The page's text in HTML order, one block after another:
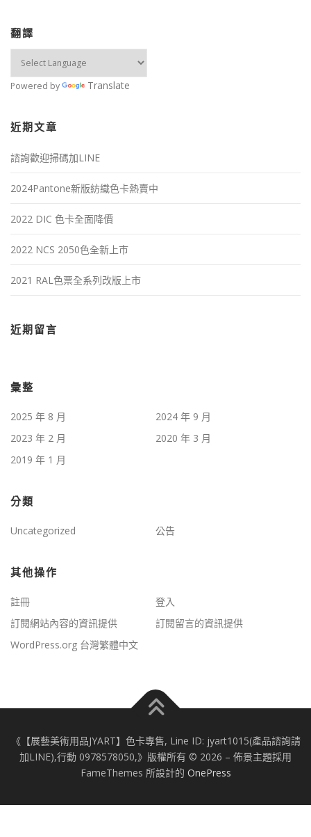
字:
翻譯
Powered by Translate
近期文章
諮詢歡迎掃碼加LINE
2024Pantone新版紡織色卡熱賣中
2022 DIC 色卡全面降價
2022 NCS 2050色全新上市
2021 RAL色票全系列改版上市
近期留言
彙整
2025 年 8 月
2024 年 9 月
2023 年 2 月
2020 年 3 月
2019 年 1 月
分類
Uncategorized 公告
其他操作
註冊
登入
訂閱網站內容的資訊提供
訂閱留言的資訊提供
WordPress.org 台灣繁體中文
《【展藝美術用品JYART】色卡專售, Line ID: jyart1015(產品諮詢請
加LINE),行動 0978578050,》版權所有 © 2026 – 佈景主題採用
FameThemes 所設計的 OnePress